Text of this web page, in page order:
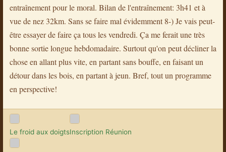
entraînement pour le moral. Bilan de l'entraînement: 3h41 et à
vue de nez 32km. Sans se faire mal évidemment 8-) Je vais peut-
être essayer de faire ça tous les vendredi. Ça me ferait une très
bonne sortie longue hebdomadaire. Surtout qu'on peut décliner la
chose en allant plus vite, en partant sans bouffe, en faisant un
détour dans les bois, en partant à jeun. Bref, tout un programme
en perspective!
Le froid aux doigtsInscription Réunion